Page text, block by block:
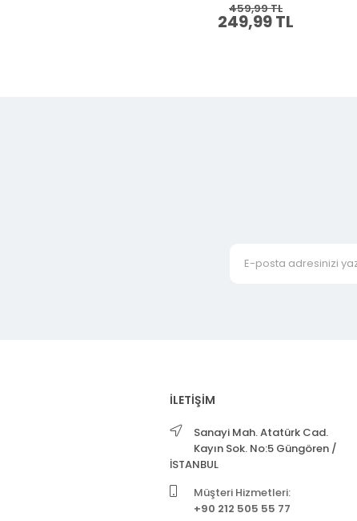
249,99 TL
459,99 TL
İLETİŞİM
Sanayi Mah. Atatürk Cad.
Kayın Sok. No:5 Güngören /
İSTANBUL
Müşteri Hizmetleri:
+90 212 505 55 77